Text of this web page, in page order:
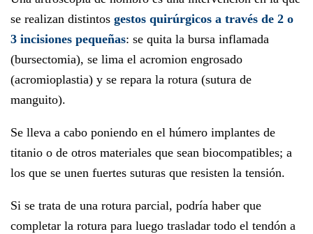
se realizan distintos gestos quirúrgicos a través de 2 o
3 incisiones pequeñas: se quita la bursa inflamada
(bursectomia), se lima el acromion engrosado
(acromioplastia) y se repara la rotura (sutura de
manguito).
Se lleva a cabo poniendo en el húmero implantes de
titanio o de otros materiales que sean biocompatibles; a
los que se unen fuertes suturas que resisten la tensión.
Si se trata de una rotura parcial, podría haber que
completar la rotura para luego trasladar todo el tendón a